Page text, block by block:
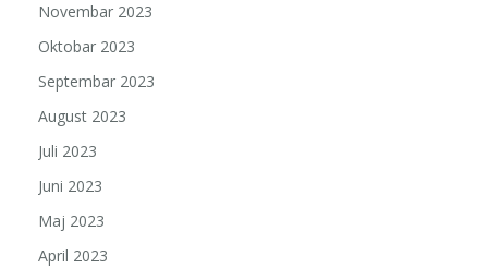
Novembar 2023
Oktobar 2023
Septembar 2023
August 2023
Juli 2023
Juni 2023
Maj 2023
April 2023